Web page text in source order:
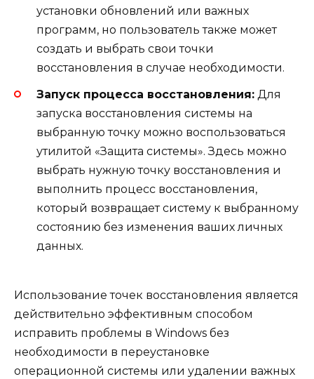
установки обновлений или важных
программ, но пользователь также может
создать и выбрать свои точки
восстановления в случае необходимости.
Запуск процесса восстановления: Для
запуска восстановления системы на
выбранную точку можно воспользоваться
утилитой «Защита системы». Здесь можно
выбрать нужную точку восстановления и
выполнить процесс восстановления,
который возвращает систему к выбранному
состоянию без изменения ваших личных
данных.
Использование точек восстановления является
действительно эффективным способом
исправить проблемы в Windows без
необходимости в переустановке
операционной системы или удалении важных